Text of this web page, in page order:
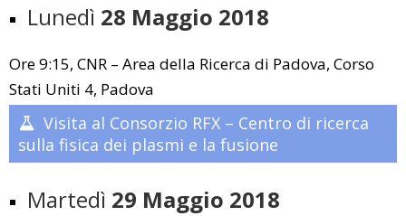
Lunedì 28 Maggio 2018
Ore 9:15, CNR – Area della Ricerca di Padova, Corso
Stati Uniti 4, Padova
Visita al Consorzio RFX – Centro di ricerca
sulla fisica dei plasmi e la fusione
Martedì 29 Maggio 2018